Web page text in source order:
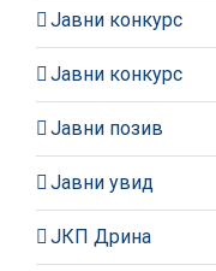
Јавни конкурс
Јавни конкурс
Јавни позив
Јавни увид
ЈКП Дрина